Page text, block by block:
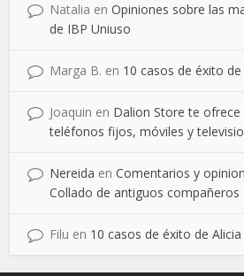
Natalia enOpiniones sobre las
de IBP Uniuso
Marga B. en 10 casos de éxito
Joaquin en Dalion Store te
teléfonos fijos, móviles y
Nereida enComentarios y
Collado de antiguos compañeros
Filu en 10 casos de éxito de